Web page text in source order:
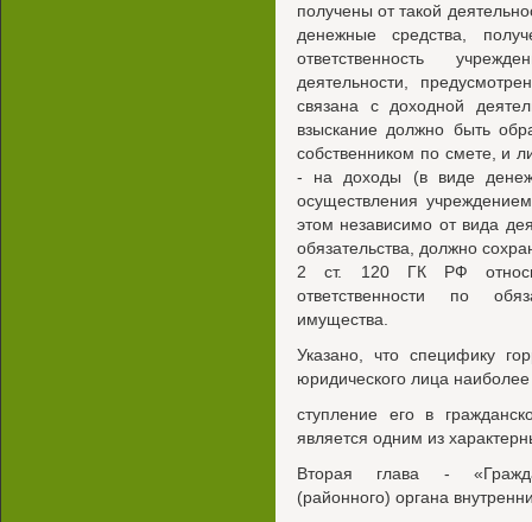
получены от такой
денежные средства,
ответственность
деятельности,
связана с доходной
взыскание должно быть
собственником по смете, и
- на доходы (в виде
осуществления
этом независимо от вида
обязательства, должно
2 ст. 120 ГК РФ
ответственности по
имущества.
Указано, что специфику
юридического лица
ступление его в
является одним из
Вторая глава -
(районного) органа